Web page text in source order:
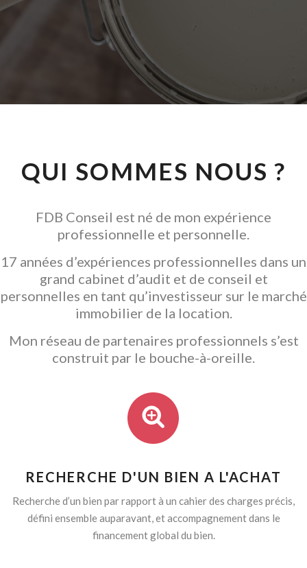
DANS LES TRAVAUX
VALORISER L' ACQUISITION
QUI SOMMES NOUS ?
FDB Conseil est né de mon expérience
professionnelle et personnelle.
17 années d’expériences professionnelles dans un
grand cabinet d’audit et de conseil et
personnelles en tant qu’investisseur sur le marché
immobilier de la location.
Mon réseau de partenaires professionnels s’est
construit par le bouche-à-oreille.
RECHERCHE D'UN BIEN A L'ACHAT
Recherche d’un bien par rapport à un cahier des charges précis,
défini ensemble auparavant, et accompagnement dans le
financement global du bien.